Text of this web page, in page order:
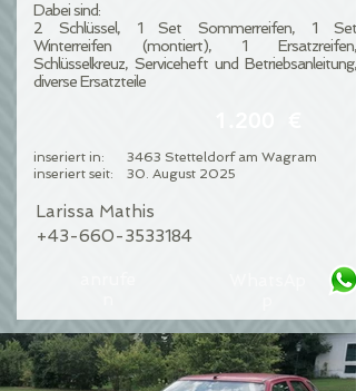
Dabei sind:
2 Schlüssel, 1 Set Sommerreifen, 1 Set
Winterreifen (montiert), 1 Ersatzreifen,
Schlüsselkreuz, Serviceheft und Betriebsanleitung,
diverse Ersatzteile
30. August 2025
inseriert seit:
3463 Stetteldorf am Wagram
inseriert in:
Larissa Mathis
+43-660-3533184